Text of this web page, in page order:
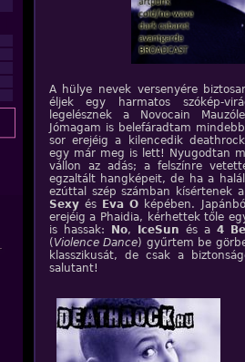
A hülye nevek versenyére
éljek egy harmatos szókép-
legelésznek a Novocain
Jómagam is belefáradtam
sor erejéig a kilencedik
egy már meg is lett! Nyugodtan
vállon az adás; a felszínre
egzaltált hangképeit, de ha a
ezúttal szép számban kísértenek a
Sexyés Eva O képében.
erejéig a Phaidia, kérhettek tőle
is hassak:
No, IceSun és a4
( Violence Dance) gyűrtem be
klasszikusát, de csak a
salutant!